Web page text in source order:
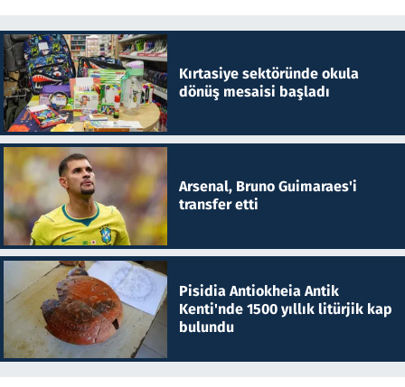
Kırtasiye sektöründe okula
dönüş mesaisi başladı
Arsenal, Bruno Guimaraes'i
transfer etti
Pisidia Antiokheia Antik
Kenti'nde 1500 yıllık litürjik kap
bulundu